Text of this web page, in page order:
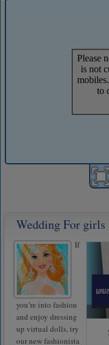
Wedding For girls
If
you’re into fashion
and enjoy dressing
up virtual dolls, try
our new fashionista